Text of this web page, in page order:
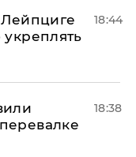
18:44
18:38